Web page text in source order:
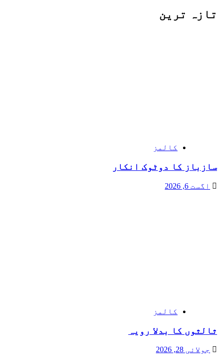
تازہ ترین
کالمز
سازباز کا دوٹوک انکار
اگست 6, 2026
کالمز
ثالثوں کا بدلا رویہ
جولائی 28, 2026